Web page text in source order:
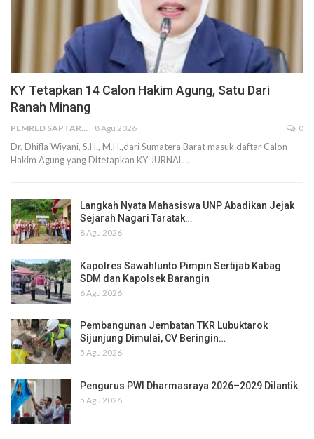
KY Tetapkan 14 Calon Hakim Agung, Satu Dari
Ranah Minang
PEMRED SAPTARIUS 8 Agu 2026 0
Dr. Dhifla Wiyani, S.H., M.H.,dari Sumatera Barat masuk daftar Calon
Hakim Agung yang Ditetapkan KY JURNAL…
Langkah Nyata Mahasiswa UNP Abadikan Jejak
Sejarah Nagari Taratak…
8 Agu 2026
Kapolres Sawahlunto Pimpin Sertijab Kabag
SDM dan Kapolsek Barangin
6 Agu 2026
Pembangunan Jembatan TKR Lubuktarok
Sijunjung Dimulai, CV Beringin…
5 Agu 2026
Pengurus PWI Dharmasraya 2026–2029 Dilantik
5 Agu 2026